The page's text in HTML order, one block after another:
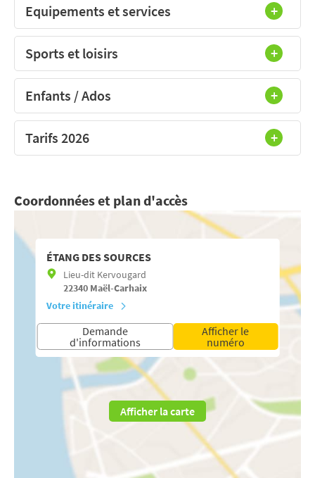
Equipements et services
Sports et loisirs
Enfants / Ados
Tarifs 2026
Coordonnées et plan d'accès
ÉTANG DES SOURCES
Lieu-dit Kervougard
22340 Maël-Carhaix
Votre itinéraire
Demande
d'informations
Afficher le
numéro
Afficher la carte